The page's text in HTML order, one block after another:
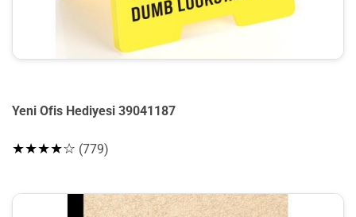
Yeni Ofis Hediyesi 39041187
★★★★☆ (779)